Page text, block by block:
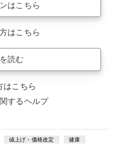
はこちら
はこちら
読む
はこちら
するヘルプ
値上げ・価格改定 健康